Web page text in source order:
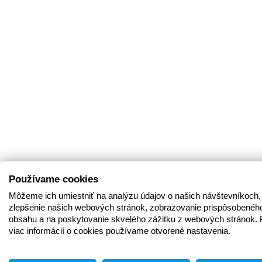
Používame cookies
Môžeme ich umiestniť na analýzu údajov o našich
zlepšenie našich webových stránok, zobrazovanie
obsahu a na poskytovanie skvelého zážitku z webových stránok.
viac informácií o cookies používame otvorené nastavenia.